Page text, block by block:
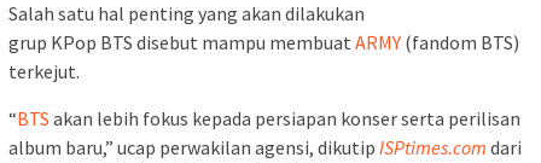
Salah satu hal penting yang akan dilakukan
grup KPop BTS disebut mampu membuat ARMY (fandom BTS)
terkejut.
“BTS akan lebih fokus kepada persiapan konser serta perilisan
album baru,” ucap perwakilan agensi, dikutip ISPtimes.com dari